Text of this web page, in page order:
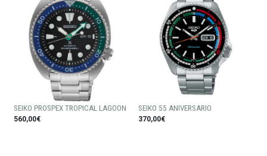
SEIKO PROSPEX TROPICAL LAGOON
560,00€
SEIKO 55 ANIVERSARIO
370,00€